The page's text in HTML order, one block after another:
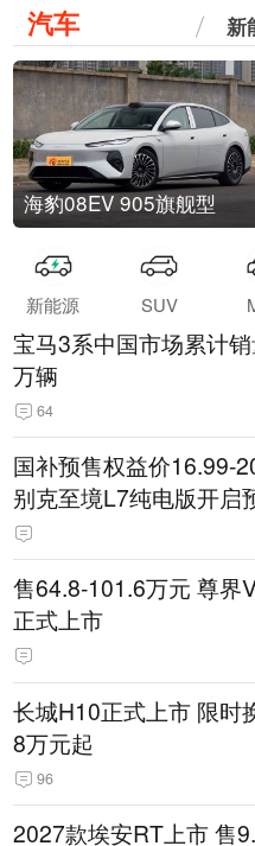
汽车 新
海豹08EV 905旗舰型
新能源 SUV
宝马3系中国市场累计
万辆
64
国补预售权益价16.99-
别克至境L7纯电版开启
售64.8-101.6万元 尊界
正式上市
长城H10正式上市 限时
8万元起
96
2027款埃安RT上市 售